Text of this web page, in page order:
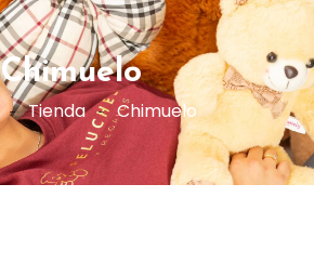
Chimuelo
Tienda Chimuelo